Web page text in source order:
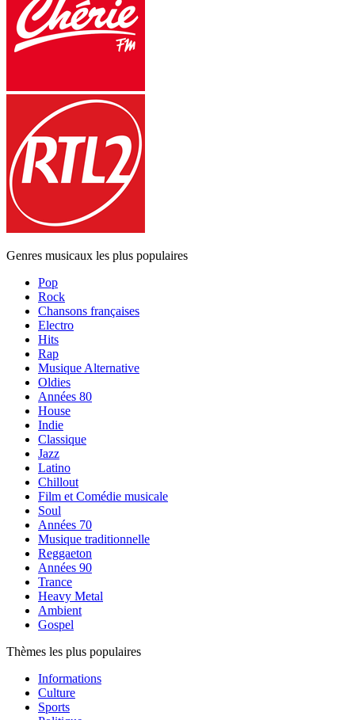
Genres musicaux les plus populaires
Pop
Rock
Chansons françaises
Electro
Hits
Rap
Musique Alternative
Oldies
Années 80
House
Indie
Classique
Jazz
Latino
Chillout
Film et Comédie musicale
Soul
Années 70
Musique traditionnelle
Reggaeton
Années 90
Trance
Heavy Metal
Ambient
Gospel
Thèmes les plus populaires
Informations
Culture
Sports